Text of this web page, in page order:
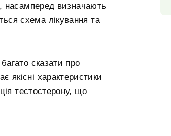
насамперед визначають
схема лікування та
сказати про
якісні характеристики
тестостерону, що